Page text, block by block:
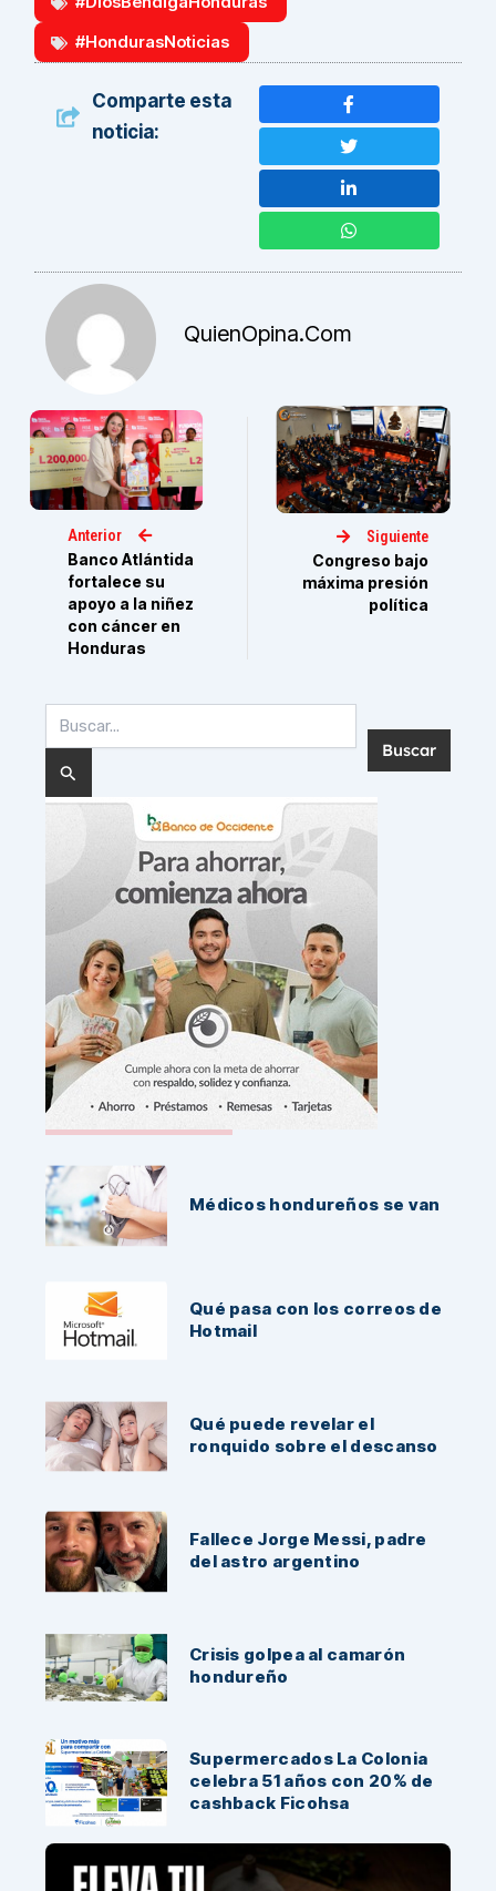
#HondurasNoticias
Comparte esta
noticia:
QuienOpina.com
Anterior
Banco Atlántida
fortalece su
apoyo a la niñez
con cáncer en
Honduras
Siguiente
Congreso bajo
máxima presión
política
por:
Noticias Recientes:
Médicos hondureños se van
Qué pasa con los correos de
Hotmail
Qué puede revelar el
ronquido sobre el descanso
Fallece Jorge Messi, padre
del astro argentino
Crisis golpea al camarón
hondureño
Supermercados La Colonia
celebra 51 años con 20% de
cashback Ficohsa